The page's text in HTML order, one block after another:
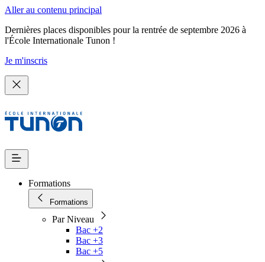
Aller au contenu principal
Dernières places disponibles pour la rentrée de septembre 2026 à
l'École Internationale Tunon !
Je m'inscris
Formations
Formations
Par Niveau
Bac +2
Bac +3
Bac +5